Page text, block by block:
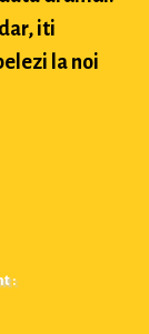
iti
la noi
: